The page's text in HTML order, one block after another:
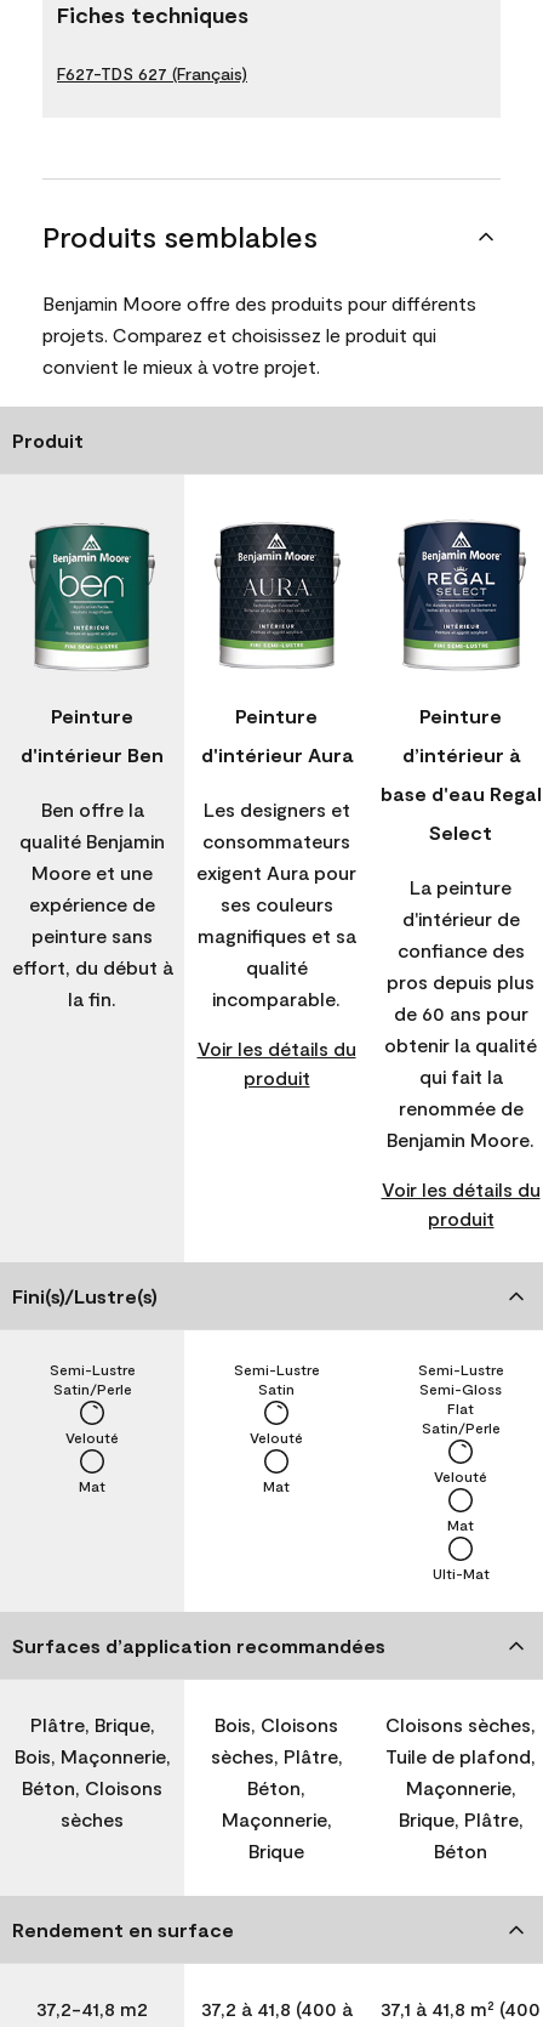
Fiches techniques
F627-TDS 627 (Français)
Produits semblables
Benjamin Moore offre des produits pour différents
projets. Comparez et choisissez le produit qui
convient le mieux à votre projet.
Produit
Peinture
d'intérieur Ben
Ben offre la
qualité Benjamin
Moore et une
expérience de
peinture sans
effort, du début à
la fin.
Peinture
d'intérieur Aura
Les designers et
consommateurs
exigent Aura pour
ses couleurs
magnifiques et sa
qualité
incomparable.
Voir les détails du
produit
Peinture
d’intérieur à
base d'eau Regal
Select
La peinture
d'intérieur de
confiance des
pros depuis plus
de 60 ans pour
obtenir la qualité
qui fait la
renommée de
Benjamin Moore.
Voir les détails du
produit
Fini(s)/Lustre(s)
Mat
Velouté
Satin/Perle
Semi-Lustre
Mat
Velouté
Satin
Semi-Lustre
Ulti-Mat
Mat
Velouté
Satin/Perle
Flat
Semi-Gloss
Semi-Lustre
Surfaces d’application recommandées
Plâtre, Brique,
Bois, Maçonnerie,
Béton, Cloisons
sèches
Bois, Cloisons
sèches, Plâtre,
Béton,
Maçonnerie,
Brique
Cloisons sèches,
Tuile de plafond,
Maçonnerie,
Brique, Plâtre,
Béton
Rendement en surface
37,2-41,8 m2
37,2 à 41,8 (400 à
37,1 à 41,8 m² (400